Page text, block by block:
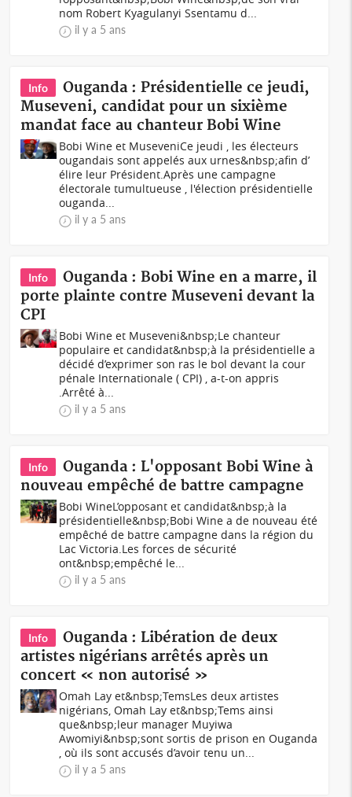
nom Robert Kyagulanyi Ssentamu d...
il y a 5 ans
Info
Ouganda : Présidentielle ce jeudi,
Museveni, candidat pour un sixième
mandat face au chanteur Bobi Wine
Bobi Wine et MuseveniCe jeudi , les électeurs
ougandais sont appelés aux urnes&nbsp;afin d’
élire leur Président.Après une campagne
électorale tumultueuse , l'élection présidentielle
ouganda...
il y a 5 ans
Info
Ouganda : Bobi Wine en a marre, il
porte plainte contre Museveni devant la
CPI
Bobi Wine et Museveni&nbsp;Le chanteur
populaire et candidat&nbsp;à la présidentielle a
décidé d’exprimer son ras le bol devant la cour
pénale Internationale ( CPI) , a-t-on appris
.Arrêté à...
il y a 5 ans
Info
Ouganda : L'opposant Bobi Wine à
nouveau empêché de battre campagne
Bobi WineL’opposant et candidat&nbsp;à la
présidentielle&nbsp;Bobi Wine a de nouveau été
empêché de battre campagne dans la région du
Lac Victoria.Les forces de sécurité
ont&nbsp;empêché le...
il y a 5 ans
Info
Ouganda : Libération de deux
artistes nigérians arrêtés après un
concert « non autorisé »
Omah Lay et&nbsp;TemsLes deux artistes
nigérians, Omah Lay et&nbsp;Tems ainsi
que&nbsp;leur manager Muyiwa
Awomiyi&nbsp;sont sortis de prison en Ouganda
, où ils sont accusés d’avoir tenu un...
il y a 5 ans